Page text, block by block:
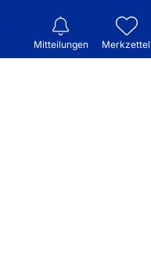
Mitteilungen Merkzettel